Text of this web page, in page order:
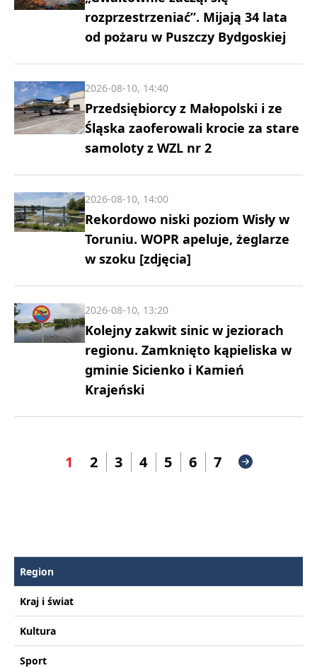
rozprzestrzeniać”. Mijają 34 lata
od pożaru w Puszczy Bydgoskiej
Przedsiębiorcy z Małopolski i ze
Śląska zaoferowali krocie za stare
samoloty z WZL nr 2
2026-08-10, 14:40
Rekordowo niski poziom Wisły w
Toruniu. WOPR apeluje, żeglarze
w szoku [zdjęcia]
2026-08-10, 14:00
Kolejny zakwit sinic w jeziorach
regionu. Zamknięto kąpieliska w
gminie Sicienko i Kamień
Krajeński
2026-08-10, 13:20
1 2 3 4 5 6 7
Region
Kraj i świat
Kultura
Sport